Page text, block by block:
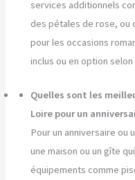
services additionnels
des pétales de rose, ou
pour les occasions
inclus ou en option
Quelles sont les
Loire pour un
Pour un anniversaire ou
une maison ou un gîte
équipements comme